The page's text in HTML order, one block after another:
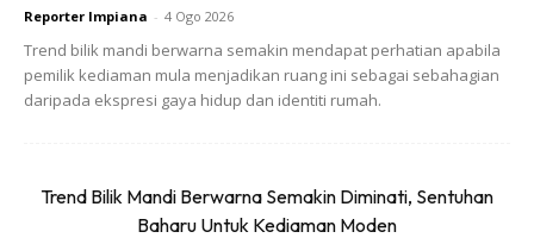
ini.
Meskipun Puan Ella merupakan graduan lulusan ijazah
sarjana bidang kejuruteraan, tetapi dengan semangat dan
bidang perniagaan perabot tempatan.
Reporter Impiana - 4 Ogo 2026
Trend bilik mandi berwarna semakin mendapat perhatian apabila
pemilik kediaman mula menjadikan ruang ini sebagai sebahagian
daripada ekspresi gaya hidup dan identiti rumah.
Trend Bilik Mandi Berwarna Semakin Diminati, Sentuhan
Baharu Untuk Kediaman Moden